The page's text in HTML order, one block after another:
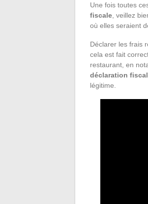
Une fois toutes
fiscale , veillez
où elles seraient
Déclarer les frais
cela est fait
restaurant, en
déclaration
légitime.